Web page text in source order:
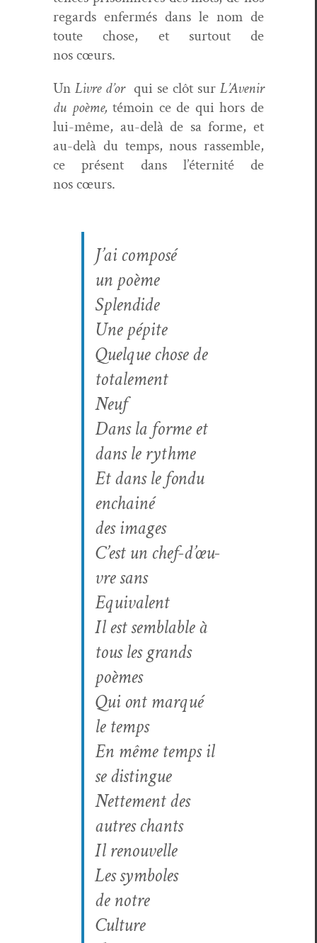
regards enfer­més dans le nom de
toute chose, et surtout de
nos cœurs.
UnLivre d’or qui se clôt surL’Avenir
du poème,témoin ce de qui hors de
lui-même, au-delà de sa forme, et
au-delà du temps, nous rassem­ble,
ce présent dans l’é­ter­nité de
nos cœurs.
J’ai com­posé
un poème
Splendide
Une pépite
Quelque chose de
totalement
Neuf
Dans la forme et
dans le rythme
Et dans le fon­du
enchainé
des images
C’est un chef-d’œu­
vre sans
Equivalent
Il est sem­blable à
tous les grands
poèmes
Qui ont mar­qué
le temps
En même temps il
se distingue
Net­te­ment des
autres chants
Il renouvelle
Les sym­bol­es
de notre
Culture